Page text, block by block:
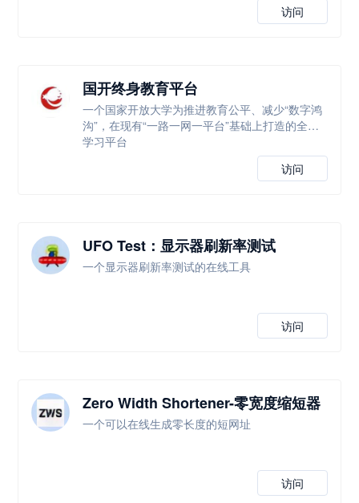
访问
国开终身教育平台
一个国家开放大学为推进教育公平、减少“数字鸿
沟”，在现有“一路一网一平台”基础上打造的全新
学习平台
访问
UFO Test：显示器刷新率测试
一个显示器刷新率测试的在线工具
访问
Zero Width Shortener-零宽度缩短器
一个可以在线生成零长度的短网址
访问